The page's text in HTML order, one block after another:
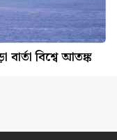
বিশ্বে আতঙ্ক